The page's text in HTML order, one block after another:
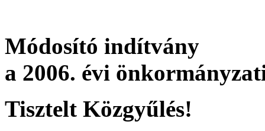
Módosító indítvány
a 2006. évi
Tisztelt Közgyűlés!